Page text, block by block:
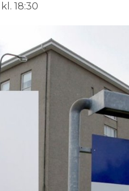
18:30